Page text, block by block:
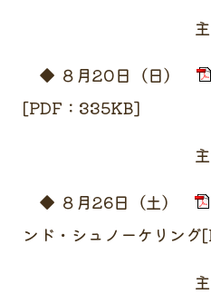
主催：かま
◆ ８月20日（日）
[PDF：335KB]
主催：かま
◆ ８月26日（土）
ンド・シュノーケリン
主催：ボー